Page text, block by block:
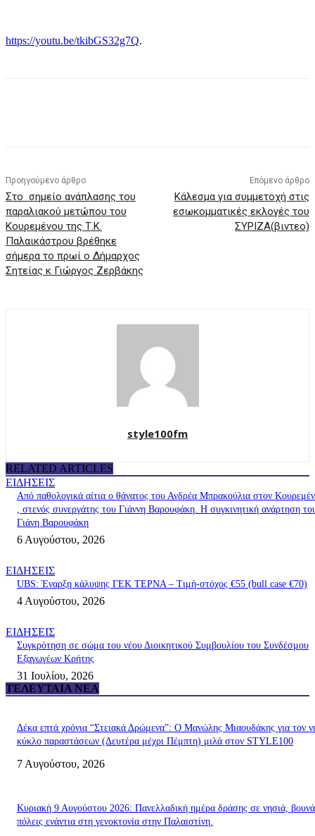
https://youtu.be/tkibGS32g7Q.
Προηγούμενο άρθρο
Στο σημείο ανάπλασης του
παραλιακού μετώπου του
Κουρεμένου της Τ.Κ.
Παλαικάστρου βρέθηκε
σήμερα το πρωί ο Δήμαρχος
Σητείας κ Γιώργος Ζερβάκης
Επόμενο άρθρο
Κάλεσμα για συμμετοχή στις
εσωκομματικές εκλογές του
ΣΥΡΙΖΑ(βιντεο)
style100fm
RELATED ARTICLES
ΕΙΔΗΣΕΙΣ
Από παθολογικά αίτια ο θάνατος του Ανδρέα Μπρακούλια στον
, στενός συνεργάτης του Γιάννη Βαρουφάκη. Η συγκινητική ανάρτηση
Γιάνη Βαρουφάκη
6 Αυγούστου, 2026
ΕΙΔΗΣΕΙΣ
UBS: Έναρξη κάλυψης ΓΕΚ ΤΕΡΝΑ – Tιμή-στόχος €55 (bull case €70)
4 Αυγούστου, 2026
ΕΙΔΗΣΕΙΣ
Συγκρότηση σε σώμα του νέου Διοικητικού Συμβουλίου του Συνδέσμου
Εξαγωγέων Κρήτης
31 Ιουλίου, 2026
ΤΕΛΕΥΤΑΊΑ ΝΈΑ
Δέκα επτά χρόνια “Στειακά Δρώμενα”: Ο Μανώλης Μιαουδάκης για τον
κύκλο παραστάσεων (Δευτέρα μέχρι Πέμπτη) μιλά στον STYLE100
7 Αυγούστου, 2026
Κυριακή 9 Αυγούστου 2026: Πανελλαδική ημέρα δράσης σε νησιά,
πόλεις ενάντια στη γενοκτονία στην Παλαιστίνη.